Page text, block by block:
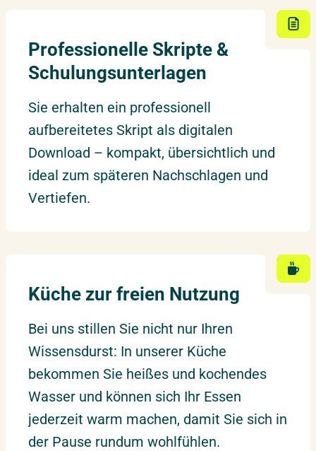
Professionelle Skripte &
Schulungsunterlagen
Sie erhalten ein professionell
aufbereitetes Skript als digitalen
Download – kompakt, übersichtlich und
ideal zum späteren Nachschlagen und
Vertiefen.
Küche zur freien Nutzung
Bei uns stillen Sie nicht nur Ihren
Wissensdurst: In unserer Küche
bekommen Sie heißes und kochendes
Wasser und können sich Ihr Essen
jederzeit warm machen, damit Sie sich in
der Pause rundum wohlfühlen.